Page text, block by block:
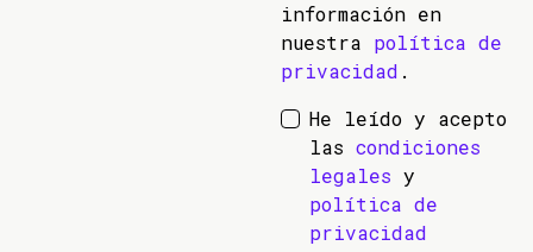
información en
nuestra política de
privacidad .
He leído y acepto
las condiciones
legales y
política de
privacidad